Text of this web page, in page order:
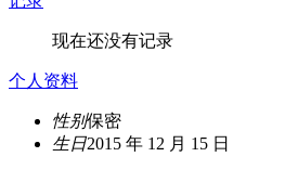
现在还没有记录
个人资料
性别保密
生日2015 年 12 月 15 日